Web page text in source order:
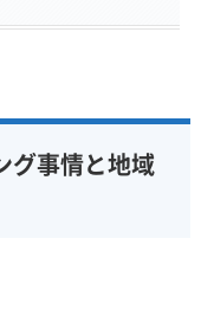
グ事情と地域